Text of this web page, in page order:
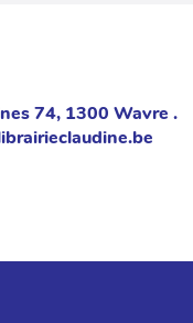
74, 1300 Wavre .